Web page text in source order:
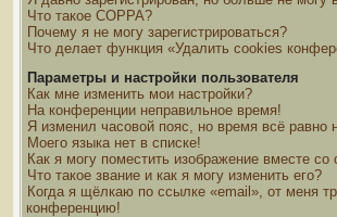
Что такое COPPA?
Почему я не могу зарегистрироваться?
Что делает функция «Удалить cookies
Параметры и настройки пользователя
Как мне изменить мои настройки?
На конференции неправильное время!
Я изменил часовой пояс, но время всё равно
Моего языка нет в списке!
Как я могу поместить изображение вместе
Что такое звание и как я могу изменить его?
Когда я щёлкаю по ссылке «email», от меня
конференцию!